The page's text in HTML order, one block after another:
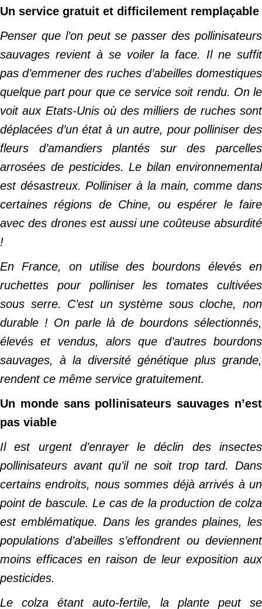
Un service gratuit et difficilement remplaçable
Penser que l’on peut se passer des pollinisateurs
sauvages revient à se voiler la face. Il ne suffit
pas d’emmener des ruches d’abeilles domestiques
quelque part pour que ce service soit rendu. On le
voit aux Etats-Unis où des milliers de ruches sont
déplacées d’un état à un autre, pour polliniser des
fleurs d’amandiers plantés sur des parcelles
arrosées de pesticides. Le bilan environnemental
est désastreux. Polliniser à la main, comme dans
certaines régions de Chine, ou espérer le faire
avec des drones est aussi une coûteuse absurdité
!
En France, on utilise des bourdons élevés en
ruchettes pour polliniser les tomates cultivées
sous serre. C’est un système sous cloche, non
durable ! On parle là de bourdons sélectionnés,
élevés et vendus, alors que d’autres bourdons
sauvages, à la diversité génétique plus grande,
rendent ce même service gratuitement.
Un monde sans pollinisateurs sauvages n’est
pas viable
Il est urgent d’enrayer le déclin des insectes
pollinisateurs avant qu’il ne soit trop tard. Dans
certains endroits, nous sommes déjà arrivés à un
point de bascule. Le cas de la production de colza
est emblématique. Dans les grandes plaines, les
populations d’abeilles s’effondrent ou deviennent
moins efficaces en raison de leur exposition aux
pesticides.
Le colza étant auto-fertile, la plante peut se